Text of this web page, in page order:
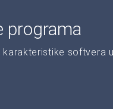
programa
softvera